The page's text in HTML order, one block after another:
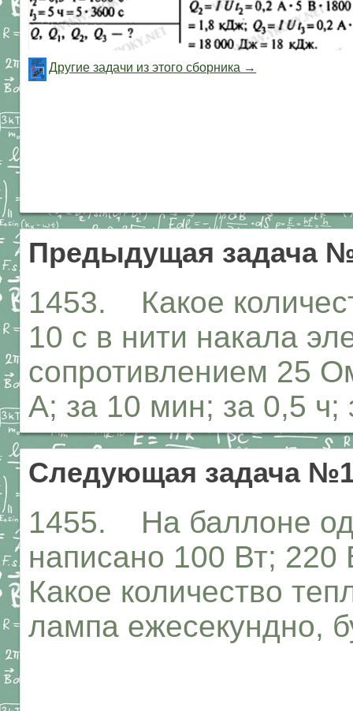
Другие задачи из этого сборника →
Предыдущая задача
1453. Какое
10 с в нити накала
сопротивлением 25
А; за 10 мин; за 0,5 ч;
Следующая задача
1455. На баллоне
написано 100 Вт;
Какое количество
лампа ежесекундно,